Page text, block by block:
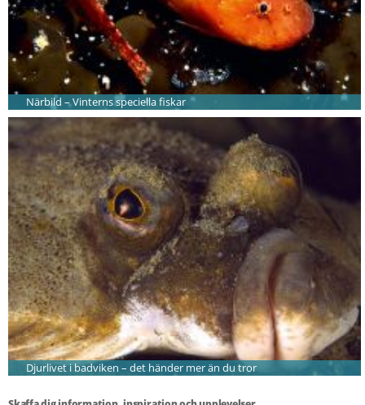
Närbild – Vinterns speciella fiskar
Djurlivet i badviken – det händer mer än du tror